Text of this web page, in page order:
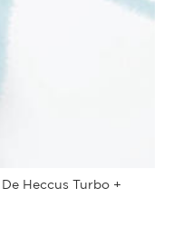
Heccus Turbo +